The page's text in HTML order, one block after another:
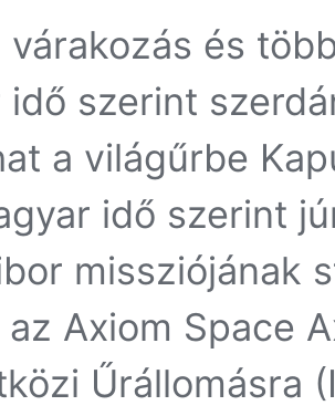
várakozás és
idő szerint
a világűrbe
idő szerint
missziójának
az Axiom Space
Űrállomásra